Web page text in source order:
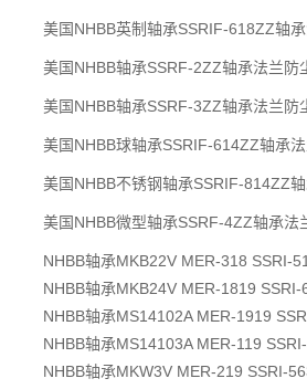
美国NHBB英制轴承SSRIF-618ZZ轴
美国NHBB轴承SSRF-2ZZ轴承法兰防
美国NHBB轴承SSRF-3ZZ轴承法兰防
美国NHBB球轴承SSRIF-614ZZ轴承
美国NHBB不锈钢轴承SSRIF-814ZZ
美国NHBB微型轴承SSRF-4ZZ轴承法
NHBB轴承MKB22V MER-318 SSRI-
NHBB轴承MKB24V MER-1819
NHBB轴承MS14102A MER-1919
NHBB轴承MS14103A MER-119
NHBB轴承MKW3V MER-219 SSRI-